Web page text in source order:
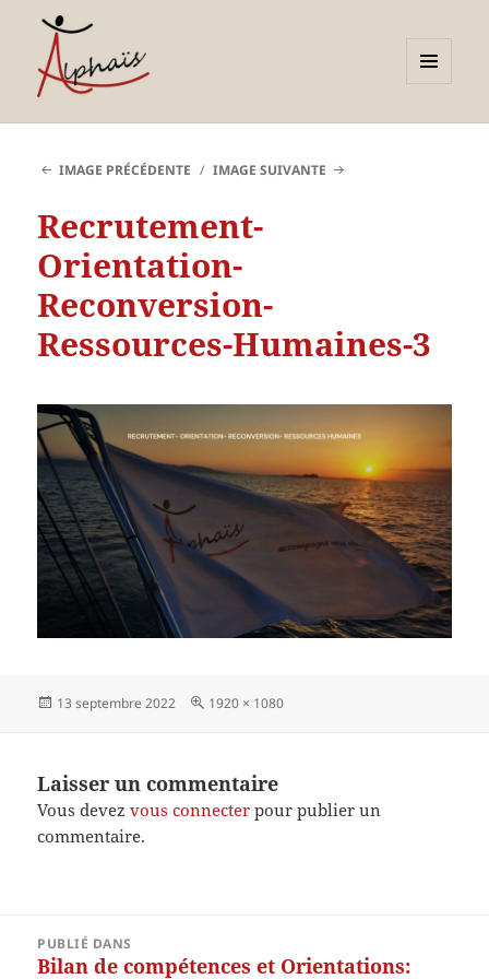
compétences et
orientations adultes et
jeunes
WIDGETS
IMAGE PRÉCÉDENTE IMAGE SUIVANTE
Recrutement-
Orientation-
Reconversion-
Ressources-Humaines-3
Publié
13 septembre 2022
Taille
1920 × 1080
Laisser un commentaire
Vous devezvous connecter pour publier un
commentaire.
PUBLIÉ DANS
Bilan de compétences et Orientations: